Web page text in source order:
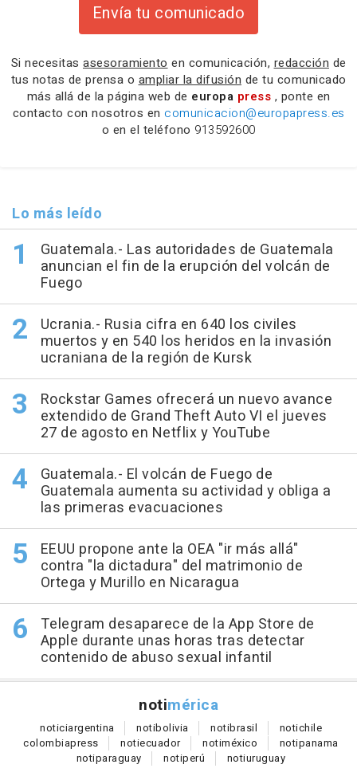
Envía tu comunicado
Si necesitas asesoramiento en comunicación, redacción de
tus notas de prensa o ampliar la difusión de tu comunicado
más allá de la página web de europa press , ponte en
contacto con nosotros en comunicacion@europapress.es
o en el teléfono 913592600
Lo más leído
Guatemala.- Las autoridades de Guatemala
anuncian el fin de la erupción del volcán de
Fuego
Ucrania.- Rusia cifra en 640 los civiles
muertos y en 540 los heridos en la invasión
ucraniana de la región de Kursk
Rockstar Games ofrecerá un nuevo avance
extendido de Grand Theft Auto VI el jueves
27 de agosto en Netflix y YouTube
Guatemala.- El volcán de Fuego de
Guatemala aumenta su actividad y obliga a
las primeras evacuaciones
EEUU propone ante la OEA "ir más allá"
contra "la dictadura" del matrimonio de
Ortega y Murillo en Nicaragua
Telegram desaparece de la App Store de
Apple durante unas horas tras detectar
contenido de abuso sexual infantil
notimérica
noticiargentina notibolivia notibrasil notichile
colombiapress notiecuador notiméxico notipanama
notiparaguay notiperú notiuruguay